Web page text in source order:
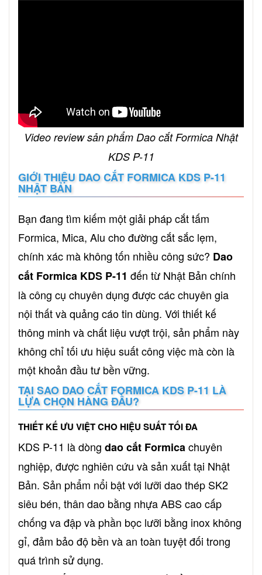
Video review sản phẩm Dao cắt Formica Nhật
KDS P-11
GIỚI THIỆU DAO CẮT FORMICA KDS P-11
NHẬT BẢN
Bạn đang tìm kiếm một giải pháp cắt tấm
Formica, Mica, Alu cho đường cắt sắc lẹm,
chính xác mà không tốn nhiều công sức? Dao
cắt Formica KDS P-11 đến từ Nhật Bản chính
là công cụ chuyên dụng được các chuyên gia
nội thất và quảng cáo tin dùng. Với thiết kế
thông minh và chất liệu vượt trội, sản phẩm này
không chỉ tối ưu hiệu suất công việc mà còn là
một khoản đầu tư bền vững.
TẠI SAO DAO CẮT FORMICA KDS P-11 LÀ
LỰA CHỌN HÀNG ĐẦU?
THIẾT KẾ ƯU VIỆT CHO HIỆU SUẤT TỐI ĐA
KDS P-11 là dòng dao cắt Formicachuyên
nghiệp, được nghiên cứu và sản xuất tại Nhật
Bản. Sản phẩm nổi bật với lưỡi dao thép SK2
siêu bén, thân dao bằng nhựa ABS cao cấp
chống va đập và phần bọc lưỡi bằng inox không
gỉ, đảm bảo độ bền và an toàn tuyệt đối trong
quá trình sử dụng.